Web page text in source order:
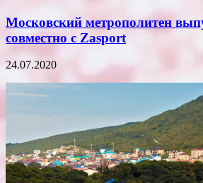
Московский метрополитен
совместно с Zasport
24.07.2020